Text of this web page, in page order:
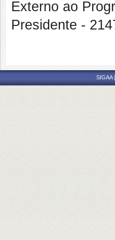
Externo ao
Presidente -
SIGAA